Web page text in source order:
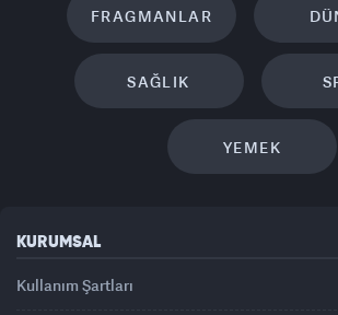
FRAGMANLAR
SAĞLIK
YEMEK
KURUMSAL
Kullanım Şartları